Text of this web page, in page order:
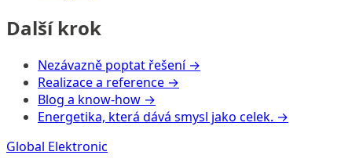
Další krok
Nezávazně poptat řešení→
Realizace a reference →
Blog a know-how →
Energetika, která dává smysl jako celek. →
Global Elektronic